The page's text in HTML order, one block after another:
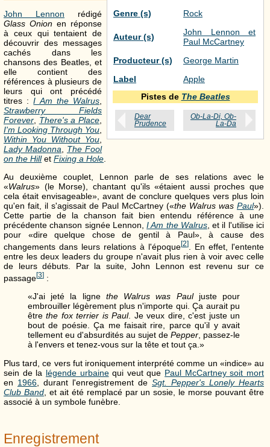
Genre (s)
Rock
Auteur (s)
John Lennon et
Paul McCartney
Producteur (s)
George Martin
Label
Apple
Pistes de The Beatles
Dear
Prudence
Ob-La-Di, Ob-
La-Da
John Lennon rédigé
Glass Onion en réponse
à ceux qui tentaient de
découvrir des messages
cachés dans les
chansons des Beatles, et
elle contient des
références à plusieurs de
leurs qui ont précédé
titres :I Am the Walrus
Strawberry Fields
Forever
There's a Place
I'm Looking Through You
Within You Without You
Lady Madonna
The Fool
on the Hillet Fixing a Hole
Au deuxième couplet, Lennon parle de ses relations avec le
«Walrus» (le Morse), chantant qu'ils «étaient aussi proches que
cela était envisageable», avant de conclure quelques vers plus loin
qu'en fait, il s'agissait de Paul McCartney («the Walrus was Paul»).
Cette partie de la chanson fait bien entendu référence à une
précédente chanson signée Lennon,I Am the Walrus, et il l'utilise ici
pour «dire quelque chose de gentil à Paul», à cause des
changements dans leurs relations à l'époque[2]
. En effet, l'entente
entre les deux leaders du groupe n'avait plus rien à voir avec celle
de leurs débuts. Par la suite, John Lennon est revenu sur ce
passage[3] :
«J'ai jeté la ligne the Walrus was Pauljuste pour
embrouiller légèrement plus n'importe qui. Ça aurait pu
êtrethe fox terrier is Paul. Je veux dire, c'est juste un
bout de poésie. Ça me faisait rire, parce qu'il y avait
tellement eu d'absurdités au sujet de Pepper , passez-le
à l'envers et tenez-vous sur la tête et tout ça.»
Plus tard, ce vers fut ironiquement interprété comme un «indice» au
sein de la légende urbainequi veut que Paul McCartney soit mort
en 1966 , durant l'enregistrement de Sgt. Pepper's Lonely Hearts
Club Band, et ait été remplacé par un sosie, le morse pouvant être
associé à un symbole funèbre.
Enregistrement